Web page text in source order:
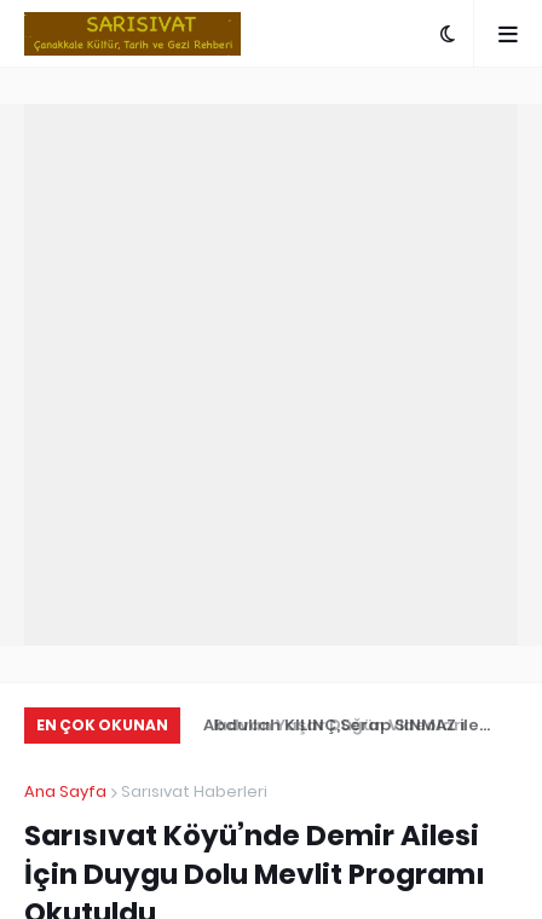
EN ÇOK OKUNAN
Abdullah KILINÇ,Serap SINMAZ ile
Rıdvan Yaşar Düğün Videoları
Ana Sayfa Sarısıvat Haberleri
Sarısıvat Köyü’nde Demir Ailesi
İçin Duygu Dolu Mevlit Programı